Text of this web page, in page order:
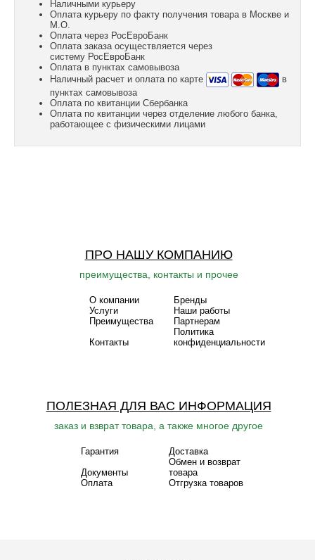
Наличными курьеру
Оплата курьеру по факту получения товара в Москве и
М.О.
Оплата через РосЕвроБанк
Оплата заказа осуществляется через
систему РосЕвроБанк
Оплата в пунктах самовывоза
Наличный расчет и оплата по карте
в
пунктах самовывоза
Оплата по квитанции Сбербанка
Оплата по квитанции через отделение любого банка,
работающее с физическими лицами
ПРО НАШУ КОМПАНИЮ
преимущества, контакты и прочее
О компании
Бренды
Услуги
Наши работы
Преимущества
Партнерам
Контакты
Политика
конфиденциальности
ПОЛЕЗНАЯ ДЛЯ ВАС ИНФОРМАЦИЯ
заказ и взврат товара, а также многое другое
Гарантия
Доставка
Документы
Обмен и возврат
товара
Оплата
Отгрузка товаров